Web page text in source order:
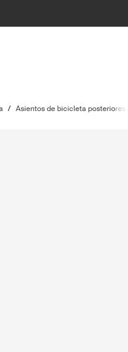
/ Asientos de bicicleta posteriores